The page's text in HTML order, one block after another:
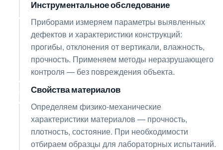
Инструментальное обследование
Приборами измеряем параметры выявленных
дефектов и характеристики конструкций:
прогибы, отклонения от вертикали, влажность,
прочность. Применяем методы неразрушающего
контроля — без повреждения объекта.
05 Свойства материалов
Определяем физико-механические
характеристики материалов — прочность,
плотность, состояние. При необходимости
отбираем образцы для лабораторных испытаний.